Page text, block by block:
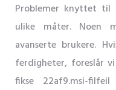
Problemer knyttet til
ulike måter. Noen
avanserte brukere.
ferdigheter, foreslår
fikse 22af9.msi-